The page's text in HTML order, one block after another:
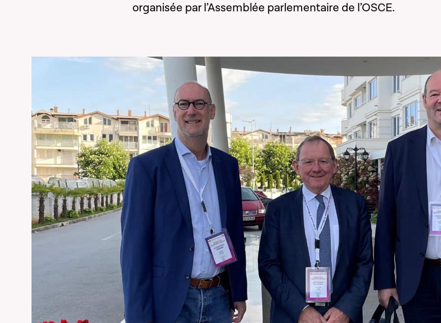
organisée par l’Assemblée parlementaire de l’OSCE.